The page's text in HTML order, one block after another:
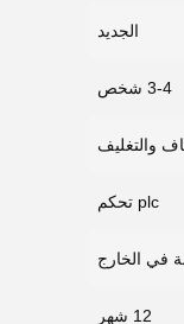
الجديد
3-4 شخص
والتغليف
plc تحكم
في الخارج
12 شهر